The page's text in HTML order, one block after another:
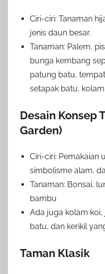
Ciri-ciri: Tanaman
jenis daun besar.
Tanaman: Palem,
bunga kembang
patung batu,
setapak batu, kolam
Desain Konsep
Garden)
Ciri-ciri: Pemakaian
simbolisme alam,
Tanaman: Bonsai,
bambu
Ada juga kolam
batu, dan kerikil
Taman Klasik